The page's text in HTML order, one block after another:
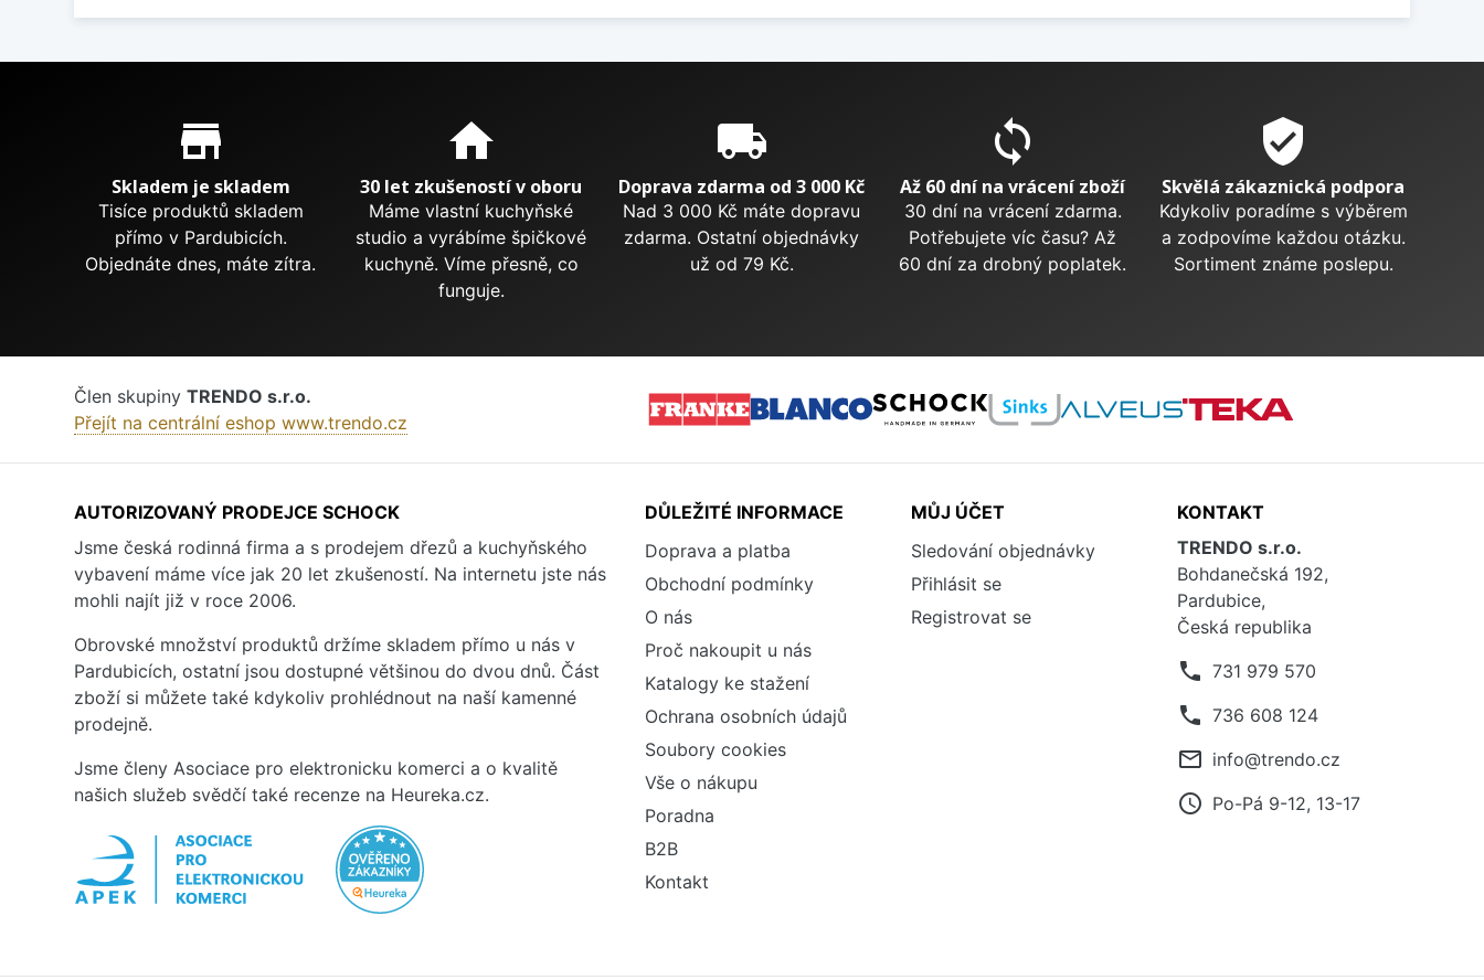
Proč nakupovat u nás?
store_mall_directory
Skladem je skladem
Tisíce produktů skladem
přímo v Pardubicích.
Objednáte dnes, máte zítra.
home
30 let zkušeností v oboru
Máme vlastní kuchyňské
studio a vyrábíme špičkové
kuchyně. Víme přesně, co
funguje.
local_shipping
Doprava zdarma od 3 000 Kč
Nad 3 000 Kč máte dopravu
zdarma. Ostatní objednávky
už od 79 Kč.
sync
Až 60 dní na vrácení zboží
30 dní na vrácení zdarma.
Potřebujete víc času? Až
60 dní za drobný poplatek.
verified_user
Skvělá zákaznická podpora
Kdykoliv poradíme s výběrem
a zodpovíme každou otázku.
Sortiment známe poslepu.
Člen skupiny TRENDO s.r.o.
Přejít na centrální eshop www.trendo.cz
AUTORIZOVANÝ PRODEJCE SCHOCK
Jsme česká rodinná firma a s prodejem dřezů a kuchyňského
vybavení máme více jak 20 let zkušeností. Na internetu jste nás
mohli najít již v roce 2006.
Obrovské množství produktů držíme skladem přímo u nás v
Pardubicích, ostatní jsou dostupné většinou do dvou dnů. Část
zboží si můžete také kdykoliv prohlédnout na naší kamenné
prodejně.
Jsme členy Asociace pro elektronicku komerci a o kvalitě
našich služeb svědčí také recenze na Heureka.cz.
DŮLEŽITÉ INFORMACE
Doprava a platba
Obchodní podmínky
O nás
Proč nakoupit u nás
Katalogy ke stažení
Ochrana osobních údajů
Soubory cookies
Vše o nákupu
Poradna
B2B
Kontakt
MŮJ ÚČET
Sledování objednávky
Přihlásit se
Registrovat se
KONTAKT
TRENDO s.r.o.
Bohdanečská 192,
Pardubice,
Česká republika
phone 731 979 570
phone 736 608 124
mail_outline info@trendo.cz
access_time Po-Pá 9-12, 13-17